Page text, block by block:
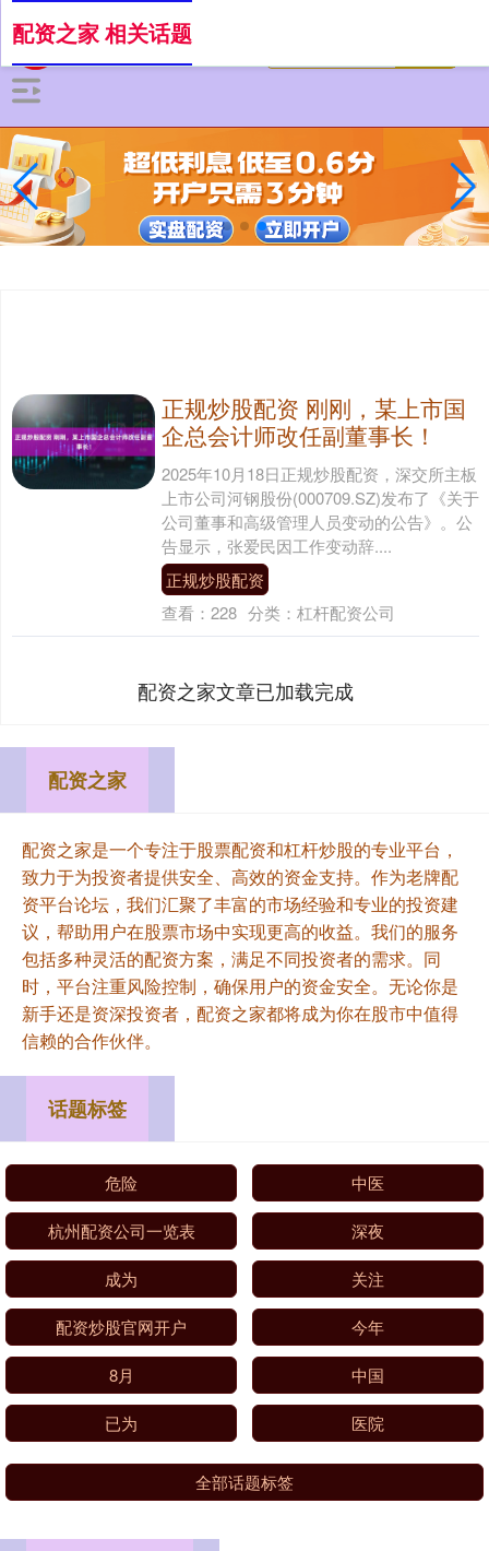
配资之家 相关话题
正规炒股配资 刚刚，某上市国
企总会计师改任副董事长！
2025年10月18日正规炒股配资，深交所主板
上市公司河钢股份(000709.SZ)发布了《关于
公司董事和高级管理人员变动的公告》。公
告显示，张爱民因工作变动辞....
正规炒股配资
查看： 228 分类： 杠杆配资公司
配资之家文章已加载完成
配资之家
配资之家是一个专注于股票配资和杠杆炒股的专业平台，
致力于为投资者提供安全、高效的资金支持。作为老牌配
资平台论坛，我们汇聚了丰富的市场经验和专业的投资建
议，帮助用户在股票市场中实现更高的收益。我们的服务
包括多种灵活的配资方案，满足不同投资者的需求。同
时，平台注重风险控制，确保用户的资金安全。无论你是
新手还是资深投资者，配资之家都将成为你在股市中值得
信赖的合作伙伴。
话题标签
危险 中医
杭州配资公司一览表 深夜
成为 关注
配资炒股官网开户 今年
8月 中国
已为 医院
全部话题标签